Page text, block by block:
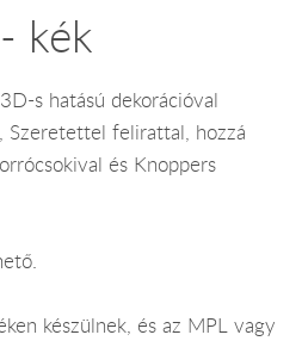
kék
s hatású dekorációval
Szeretettel felirattal, hozzá
és Knoppers
készülnek, és az MPL vagy